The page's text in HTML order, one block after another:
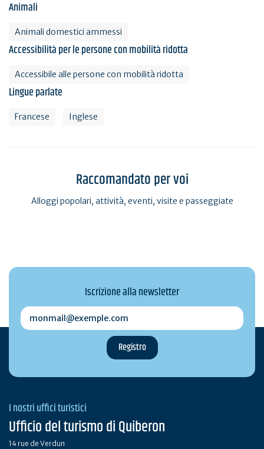
Animali
Animali domestici ammessi
Accessibilità per le persone con mobilità ridotta
Accessibile alle persone con mobilità ridotta
Lingue parlate
Francese Inglese
Raccomandato per voi
Alloggi popolari, attività, eventi, visite e passeggiate
Iscrizione alla newsletter
monmail@exemple.com
I nostri uffici turistici
Ufficio del turismo di Quiberon
14 rue de Verdun